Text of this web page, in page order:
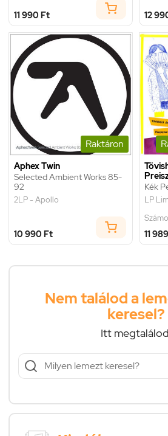
11 990 Ft 12
Raktáron
Aphex Twin
Selected Ambient Works 85-
92
2LP - Apollo
10 990 Ft
Kék
LP
11
Nem találod a
keresel?
Itt